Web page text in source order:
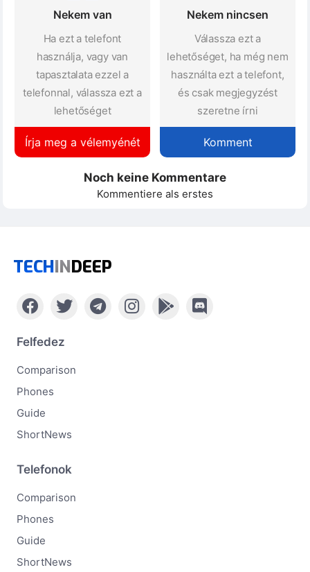
Nekem van
Ha ezt a telefont
használja, vagy van
tapasztalata ezzel a
telefonnal, válassza ezt a
lehetőséget
Írja meg a vélemyénét
Nekem nincsen
Válassza ezt a
lehetőséget, ha még nem
használta ezt a telefont,
és csak megjegyzést
szeretne írni
Komment
Noch keine Kommentare
Kommentiere als erstes
TECHINDEEP
Felfedez
Comparison
Phones
Guide
ShortNews
Telefonok
Comparison
Phones
Guide
ShortNews